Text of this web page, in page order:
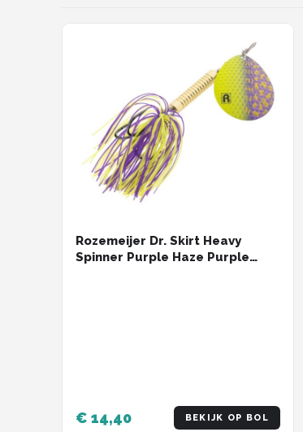
Rozemeijer Dr. Skirt Heavy
Spinner Purple Haze Purple
€ 14,40 BEKIJK OP BOL